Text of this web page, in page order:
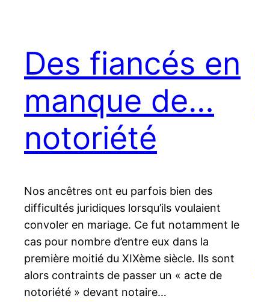
Des fiancés en
manque de…
notoriété
Nos ancêtres ont eu parfois bien des
difficultés juridiques lorsqu’ils voulaient
convoler en mariage. Ce fut notamment le
cas pour nombre d’entre eux dans la
première moitié du XIXème siècle. Ils sont
alors contraints de passer un « acte de
notoriété » devant notaire…